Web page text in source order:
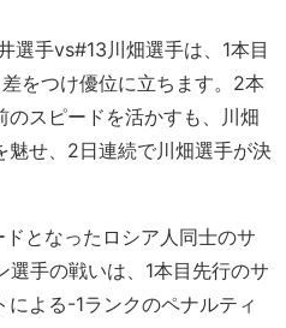
選手vs#13川畑選手は、1本目
をつけ優位に立ちます。2本
のスピードを活かすも、川畑
魅せ、2日連続で川畑選手が決
となったロシア人同士のサ
手の戦いは、1本目先行のサ
よる-1ランクのペナルティ